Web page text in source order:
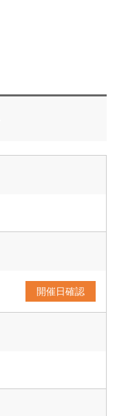
開催日確認